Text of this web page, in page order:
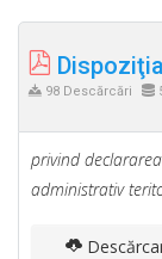
98 Descărcări
privind
administrativ